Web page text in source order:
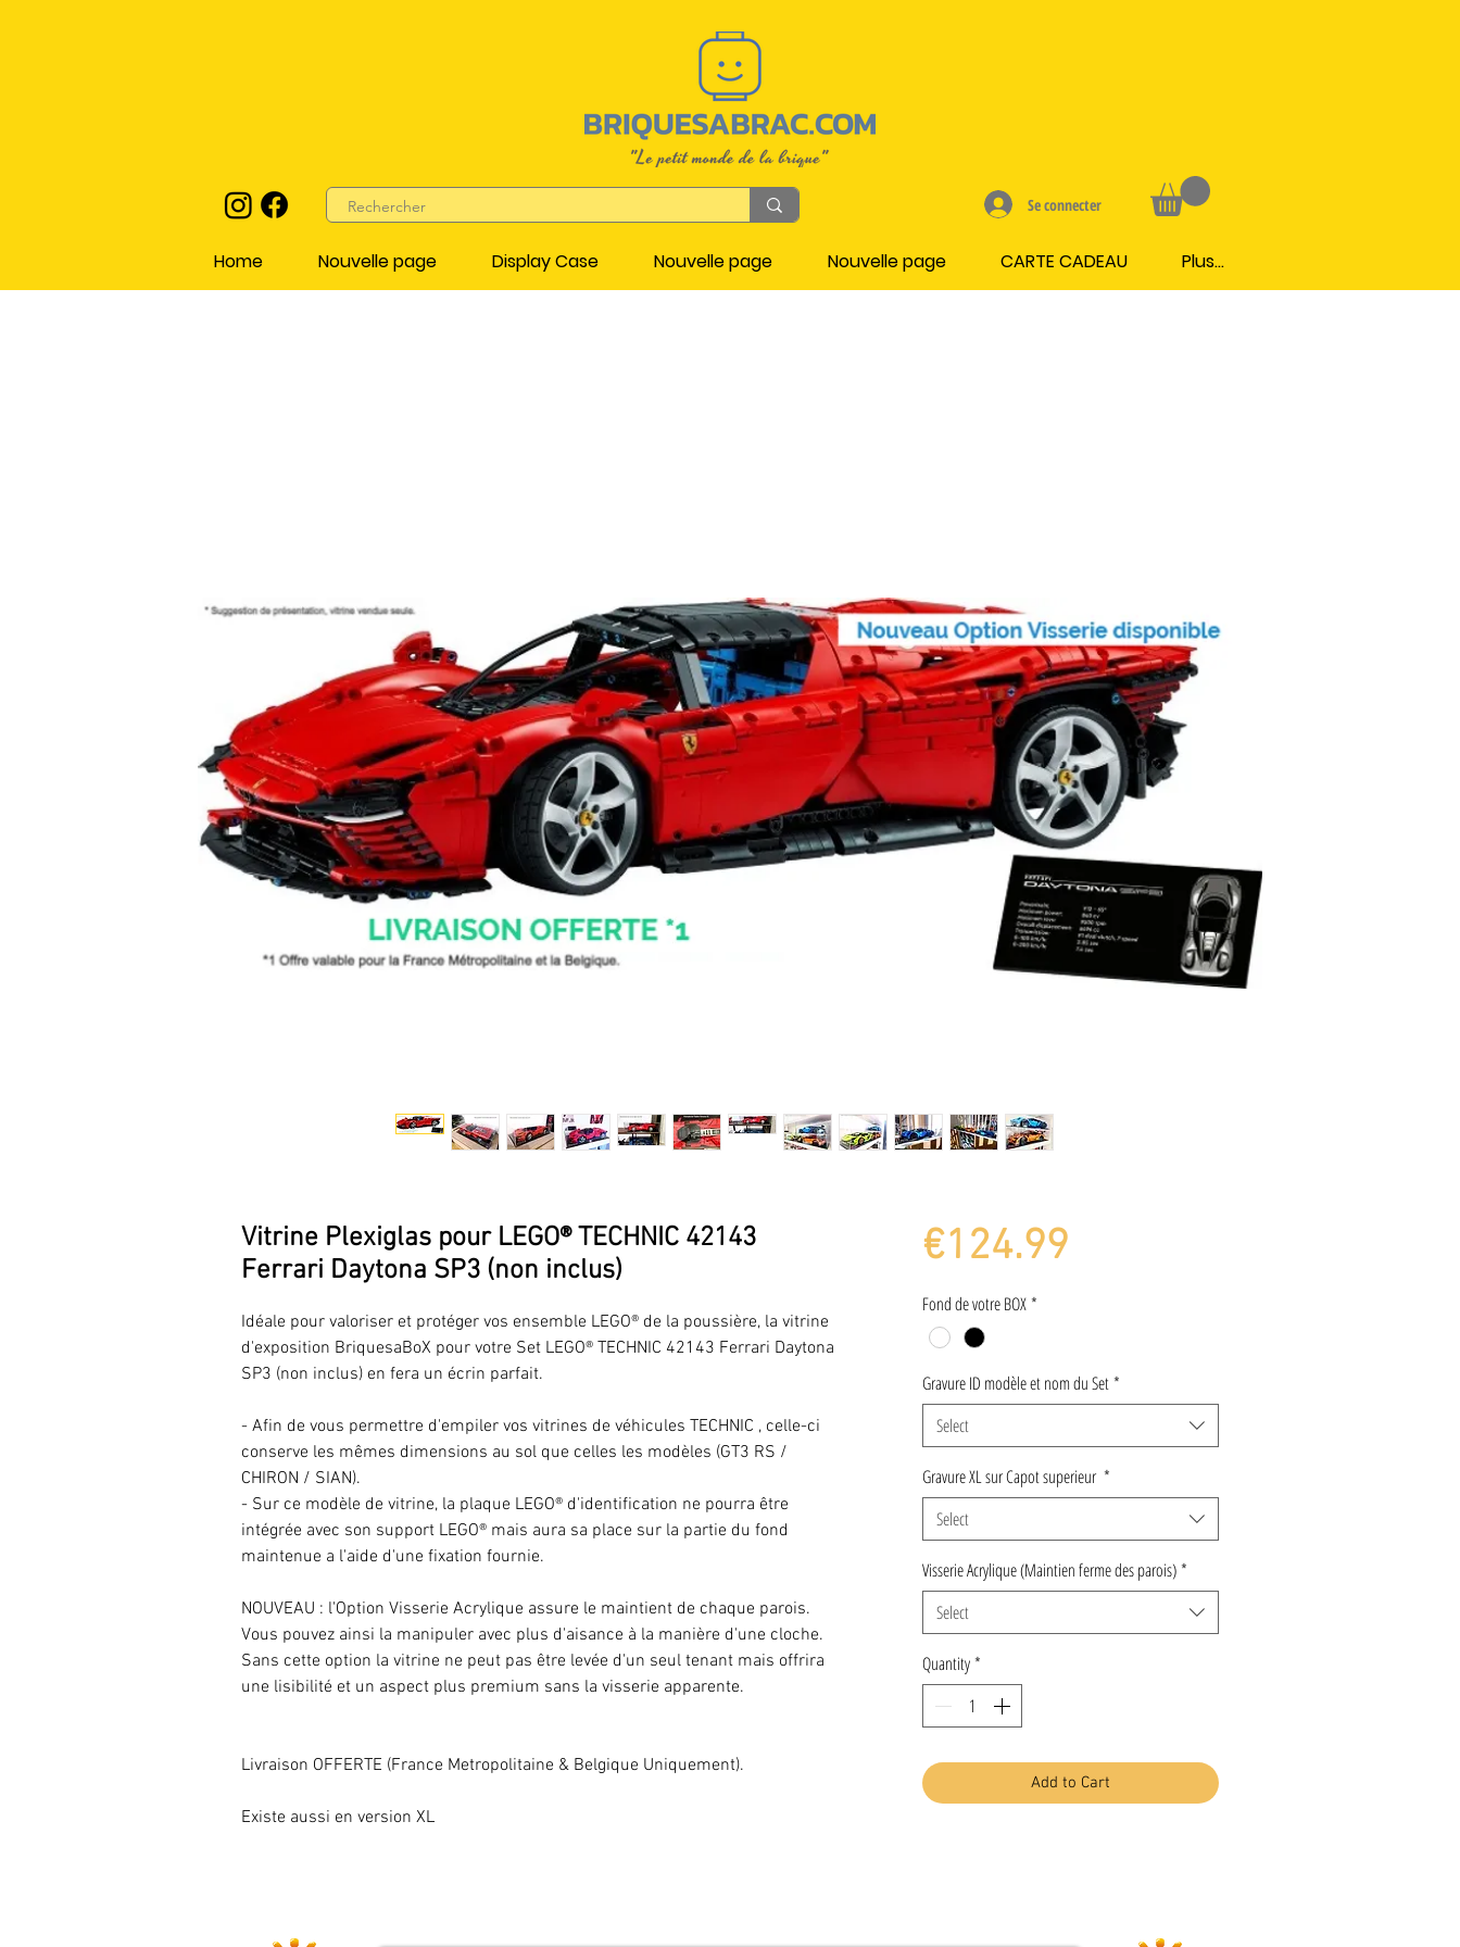
Se connecter
Home Nouvelle page Display Case Nouvelle page Nouvelle page CARTE CADEAU Plus...
Vitrine Plexiglas pour LEGO® TECHNIC 42143
Ferrari Daytona SP3 (non inclus)
Idéale pour valoriser et protéger vos ensemble LEGO® de la poussière, la vitrine
d'exposition BriquesaBoX pour votre Set LEGO® TECHNIC 42143 Ferrari Daytona
SP3 (non inclus) en fera un écrin parfait.
- Afin de vous permettre d'empiler vos vitrines de véhicules TECHNIC , celle-ci
conserve les mêmes dimensions au sol que celles les modèles (GT3 RS /
CHIRON / SIAN).
- Sur ce modèle de vitrine, la plaque LEGO® d'identification ne pourra être
intégrée avec son support LEGO® mais aura sa place sur la partie du fond
maintenue a l'aide d'une fixation fournie.
NOUVEAU : l'Option Visserie Acrylique assure le maintient de chaque parois.
Vous pouvez ainsi la manipuler avec plus d'aisance à la manière d'une cloche.
Sans cette option la vitrine ne peut pas être levée d'un seul tenant mais offrira
une lisibilité et un aspect plus premium sans la visserie apparente.
Livraison OFFERTE (France Metropolitaine & Belgique Uniquement).
Existe aussi en version XL
€124.99Price
Fond de votre BOX*
Gravure ID modèle et nom du Set*
Select
Gravure XL sur Capot superieur *
Select
Visserie Acrylique (Maintien ferme des parois)*
Select
Quantity*
Add to Cart